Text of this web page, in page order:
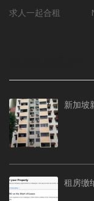
求人一起合租
新加坡
租房缴